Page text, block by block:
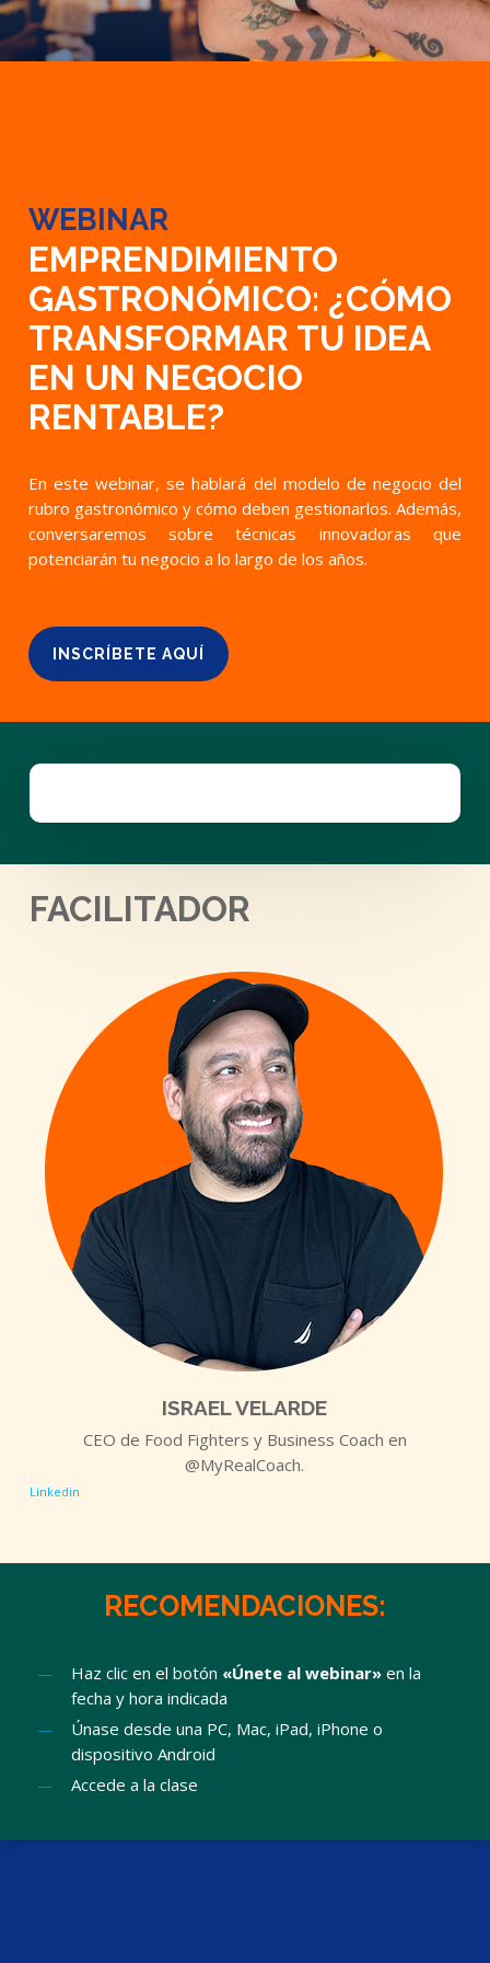
WEBINAR
EMPRENDIMIENTO
GASTRONÓMICO: ¿CÓMO
TRANSFORMAR TU IDEA
EN UN NEGOCIO
RENTABLE?
En este webinar, se hablará del modelo de negocio del
rubro gastronómico y cómo deben gestionarlos. Además,
conversaremos sobre técnicas innovadoras que
potenciarán tu negocio a lo largo de los años.
INSCRÍBETE AQUÍ
FACILITADOR
ISRAEL VELARDE
CEO de Food Fighters y Business Coach en
@MyRealCoach.
Linkedin
RECOMENDACIONES:
Haz clic en el botón «Únete al webinar»en la
fecha y hora indicada
Únase desde una PC, Mac, iPad, iPhone o
dispositivo Android
Accede a la clase